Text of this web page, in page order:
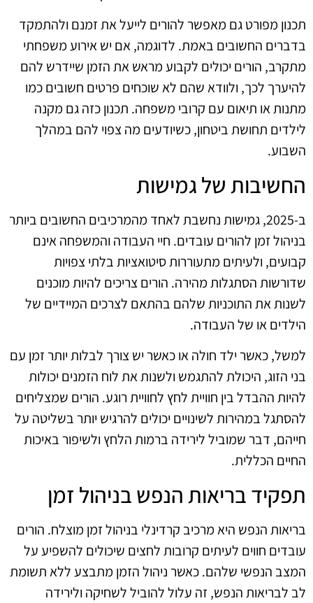
תכנון מפורט גם מאפשר להורים לייעל את זמנם ולהתמקד
בדברים החשובים באמת. לדוגמה, אם יש אירוע משפחתי
מתקרב, הורים יכולים לקבוע מראש את הזמן שיידרש להם
להיערך לכך, ולוודא שהם לא שוכחים פרטים חשובים כמו
מתנות או תיאום עם קרובי משפחה. תכנון כזה גם מקנה
לילדים תחושת ביטחון, כשיודעים מה צפוי להם במהלך
השבוע.
החשיבות של גמישות
ב-2025, גמישות נחשבת לאחד מהמרכיבים החשובים ביותר
בניהול זמן להורים עובדים. חיי העבודה והמשפחה אינם
קבועים, ולעיתים מתעוררות סיטואציות בלתי צפויות
שדורשות הסתגלות מהירה. הורים צריכים להיות מוכנים
לשנות את התוכניות שלהם בהתאם לצרכים המיידיים של
הילדים או של העבודה.
למשל, כאשר ילד חולה או כאשר יש צורך לבלות יותר זמן עם
בני הזוג, היכולת להתגמש ולשנות את לוח הזמנים יכולות
להיות ההבדל בין חוויית לחץ לחוויית רוגע. הורים שמצליחים
להסתגל במהירות לשינויים יכולים להרגיש יותר בשליטה על
חייהם, דבר שמוביל לירידה ברמות הלחץ ולשיפור באיכות
החיים הכללית.
תפקיד בריאות הנפש בניהול זמן
בריאות הנפש היא מרכיב קרדינלי בניהול זמן מוצלח. הורים
עובדים חווים לעיתים קרובות לחצים שיכולים להשפיע על
המצב הנפשי שלהם. כאשר ניהול הזמן מתבצע ללא תשומת
לב לבריאות הנפש, זה עלול להוביל לשחיקה ולירידה